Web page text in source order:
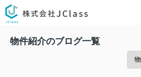
物件紹介のブログ一覧